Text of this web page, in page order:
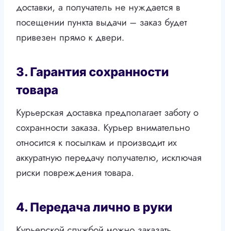
доставки, а получатель не нуждается в
посещении пункта выдачи – заказ будет
привезен прямо к двери.
3. Гарантия сохранности
товара
Курьерская доставка предполагает заботу о
сохранности заказа. Курьер внимательно
относится к посылкам и производит их
аккуратную передачу получателю, исключая
риски повреждения товара.
4. Передача лично в руки